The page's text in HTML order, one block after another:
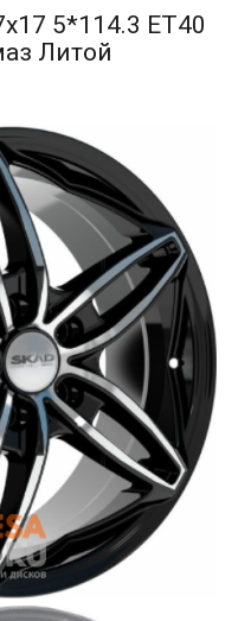
5*114.3 ET40
Литой